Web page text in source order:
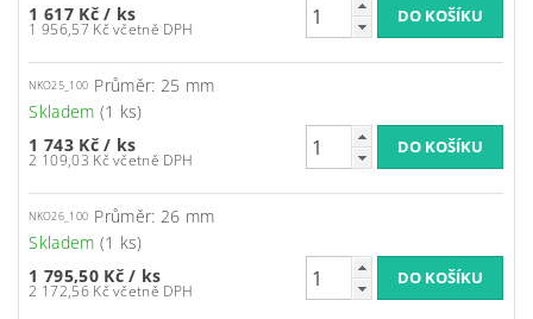
1 617 Kč/ ks
1 956,57 Kč včetně DPH
NKO25_100 Průměr: 25 mm
Skladem (1 ks)
1 743 Kč/ ks
2 109,03 Kč včetně DPH
NKO26_100 Průměr: 26 mm
Skladem (1 ks)
1 795,50 Kč/ ks
2 172,56 Kč včetně DPH